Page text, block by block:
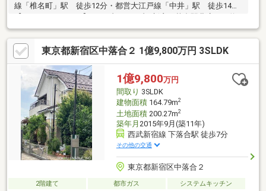
線「椎名町」駅 徒歩12分・都営大江戸線「中井」駅 徒歩14分
420ｍ 徒歩6分・マルエツプチ下落合駅前店まで約380ｍ 徒歩5
分・どらっぐぱぱす下落合店まで約440ｍ 徒歩6分・新宿区立西
坂公園まで約170ｍ 徒歩3分・新宿区立落合第一小学校まで約
250ｍ 徒歩4分・聖母病院まで約320ｍ 徒歩4分
東京都新宿区中落合２ 1億9,800万円 3SLDK
1億9,800万円
間取り 3SLDK
建物面積164.79m2
土地面積200.27m2
築年月 2015年9月(築11年)
西武新宿線 下落合駅 徒歩7分
その他の交通
東京都新宿区中落合２
2階建て 都市ガス
システムキッチン